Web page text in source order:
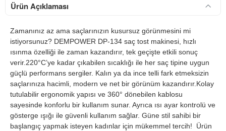
Ürün Açıklaması
Zamanınız az ama saçlarınızın kusursuz görünmesini mi
istiyorsunuz? DEMPOWER DP-134 saç tost makinesi, hızlı
ısınma özelliği ile zaman kazandırır, tek geçişte etkili sonuç
verir.220°C’ye kadar çıkabilen sıcaklığı ile her saç tipine uygun
güçlü performans sergiler. Kalın ya da ince telli fark etmeksizin
saçlarınıza hacimli, modern ve net bir görünüm kazandırır.Kolay
tutulabilir ergonomik yapısı ve 360° dönebilen kablosu
sayesinde konforlu bir kullanım sunar. Ayrıca ısı ayar kontrolü ve
gösterge ışığı ile güvenli kullanım sağlar. Güne stil sahibi bir
başlangıç yapmak isteyen kadınlar için mükemmel tercih! Ürün